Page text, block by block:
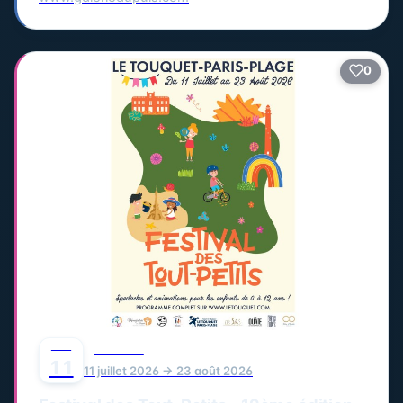
0
11 juillet 2026 → 23 août 2026